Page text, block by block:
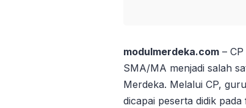
modulmerdeka.com –
SMA/MA menjadi salah
Merdeka. Melalui CP,
dicapai peserta didik